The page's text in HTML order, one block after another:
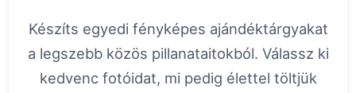
Készíts egyedi fényképes ajándéktárgyakat
a legszebb közös pillanataitokból. Válassz ki
kedvenc fotóidat, mi pedig élettel töltjük